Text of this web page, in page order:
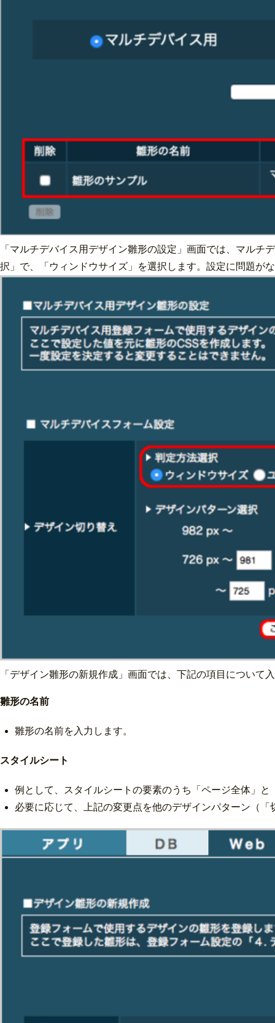
「マルチデバイス用デザイン雛形の設定」画面では、マル
択」で、「ウィンドウサイズ」を選択します。設定に問題が
「デザイン雛形の新規作成」画面では、下記の項目について
雛形の名前
雛形の名前を入力します。
スタイルシート
例として、スタイルシートの要素のうち「ページ全体」
必要に応じて、上記の変更点を他のデザインパターン（